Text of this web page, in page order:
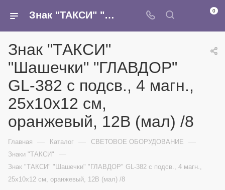
Знак "ТАКСИ" "Шашечки" "ГЛАВДОР" GL-382 с подсв., 4 магн., 25х10х12 см, оранжевый, 12В (мал) /8 - купить в интернет-магазине Армина 0
Знак "ТАКСИ"
"Шашечки" "ГЛАВДОР"
GL-382 с подсв., 4 магн.,
25х10х12 см,
оранжевый, 12В (мал) /8
Главная — Каталог — СВЕТОВОЕ ОБОРУДОВАНИЕ —
Знаки "ТАКСИ" —
Знак "ТАКСИ" "Шашечки" "ГЛАВДОР" GL-382 с подсв., 4 магн.,
25х10х12 см, оранжевый, 12В (мал) /8